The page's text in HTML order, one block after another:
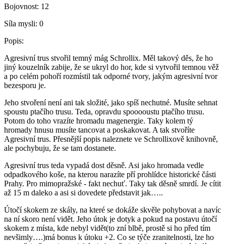
Bojovnost: 12
Síla mysli: 0
Popis:
Agresivní trus stvořil temný mág Schrollix. Měl takový děs, že ho
jiný kouzelník zabije, že se ukryl do hor, kde si vytvořil temnou věž
a po celém pohoří rozmístil tak odporné tvory, jakým agresivní tvor
bezesporu je.
Jeho stvoření není ani tak složité, jako spíš nechutné. Musíte sehnat
spoustu ptačího trusu. Teda, opravdu spooooustu ptačího trusu.
Potom do toho vrazíte hromadu magenergie. Taky kolem tý
hromady hnusu musíte tancovat a poskakovat. A tak stvoříte
Agresivní trus. Přesnější popis naleznete ve Schrollixově knihovně,
ale pochybuju, že se tam dostanete.
Agresivní trus teda vypadá dost děsně. Asi jako hromada vedle
odpadkového koše, na kterou narazíte pří prohlídce historické části
Prahy. Pro mimopražské - fakt nechuť. Taky tak děsně smrdí. Je cítit
až 15 m daleko a asi si dovedete představit jak…..
Útočí skokem ze skály, na které se dokáže skvěle pohybovat a navíc
na ní skoro není vidět. Jeho útok je dotyk a pokud na postavu útočí
skokem z místa, kde nebyl vidět(to zní blbě, prostě si ho před tím
nevšimly….)má bonus k útoku +2. Co se týče zranitelnosti, lze ho